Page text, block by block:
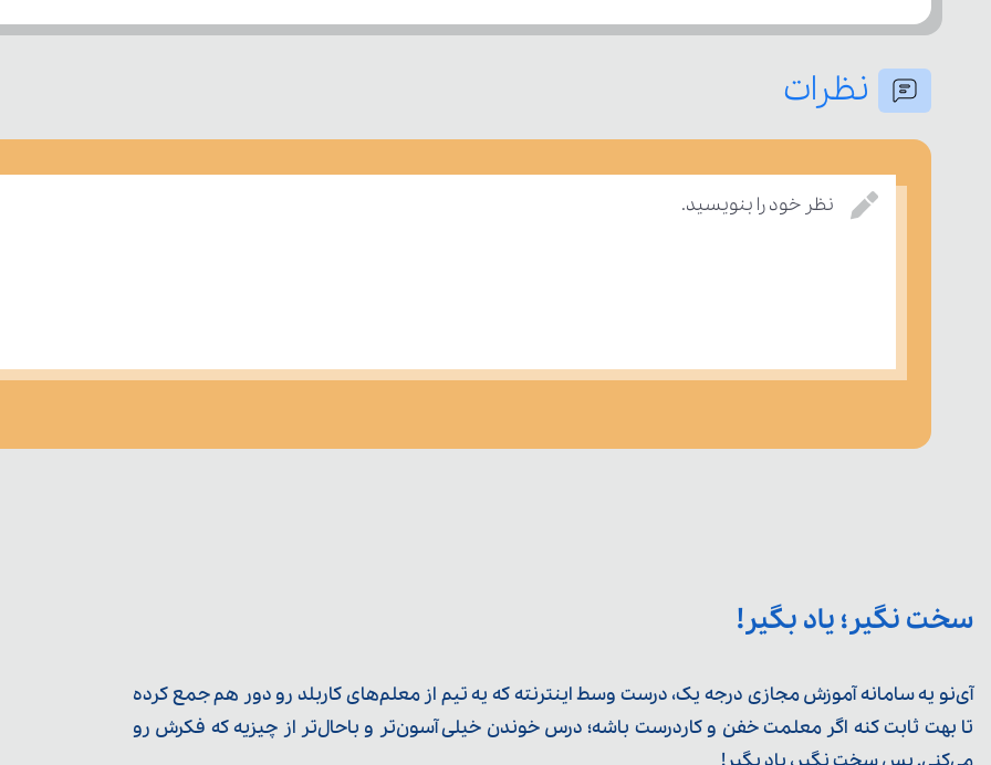
نظرات
نظر خود را بنویسید.
سخت نگیر؛ یاد بگیر!
آی‌نو یه سامانه آموزش مجازی درجه یک، درست وسط اینترنته که یه تیم از معلم‌‌های کاربلد رو دور هم جمع کرده
تا بهت ثابت کنه اگر معلمت خفن و کاردرست باشه؛ درس خوندن خیلی آسون‌تر و باحال‌تر از چیزیه که فکرش رو